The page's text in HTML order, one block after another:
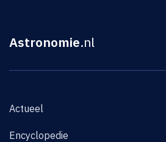
Astronomie.nl
Actueel
Encyclopedie